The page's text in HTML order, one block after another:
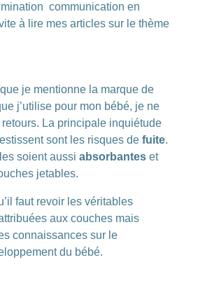
communication en
à lire mes articles sur le thème
je mentionne la marque de
j’utilise pour mon bébé, je ne
La principale inquiétude
sont les risques de fuite.
soient aussi absorbantes et
jetables.
faut revoir les véritables
aux couches mais
connaissances sur le
du bébé.